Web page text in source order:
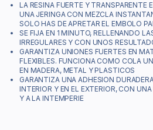
LA RESINA FUERTE Y TRANSPARENTE
UNA JERINGA CON MEZCLA
SOLO HAS DE APRETAR EL EMBOLO
SE FIJA EN 1 MINUTO, RELLENANDO
IRREGULARES Y CON UNOS
GARANTIZA UNIONES FUERTES EN
FLEXIBLES. FUNCIONA COMO COLA
EN MADERA, METAL Y PLASTICOS
GARANTIZA UNA ADHESION
INTERIOR Y EN EL EXTERIOR, CON
Y A LA INTEMPERIE